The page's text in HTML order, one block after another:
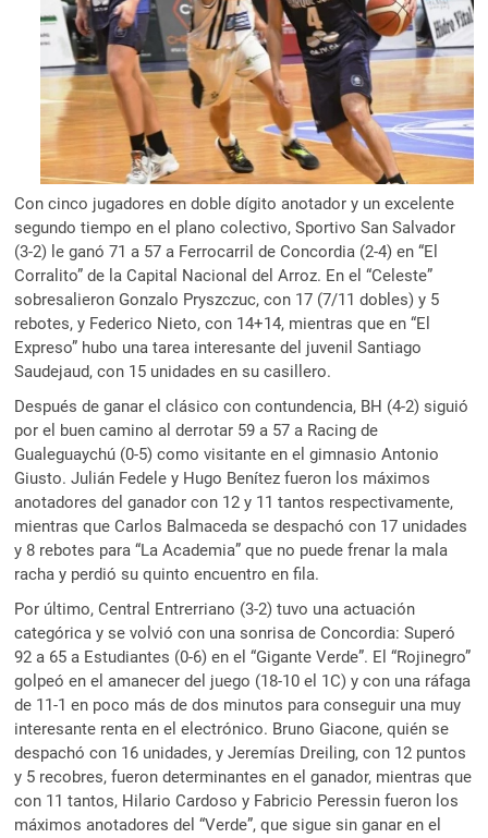
Con cinco jugadores en doble dígito anotador y un excelente
segundo tiempo en el plano colectivo, Sportivo San Salvador
(3-2) le ganó 71 a 57 a Ferrocarril de Concordia (2-4) en “El
Corralito” de la Capital Nacional del Arroz. En el “Celeste”
sobresalieron Gonzalo Pryszczuc, con 17 (7/11 dobles) y 5
rebotes, y Federico Nieto, con 14+14, mientras que en “El
Expreso” hubo una tarea interesante del juvenil Santiago
Saudejaud, con 15 unidades en su casillero.
Después de ganar el clásico con contundencia, BH (4-2) siguió
por el buen camino al derrotar 59 a 57 a Racing de
Gualeguaychú (0-5) como visitante en el gimnasio Antonio
Giusto. Julián Fedele y Hugo Benítez fueron los máximos
anotadores del ganador con 12 y 11 tantos respectivamente,
mientras que Carlos Balmaceda se despachó con 17 unidades
y 8 rebotes para “La Academia” que no puede frenar la mala
racha y perdió su quinto encuentro en fila.
Por último, Central Entrerriano (3-2) tuvo una actuación
categórica y se volvió con una sonrisa de Concordia: Superó
92 a 65 a Estudiantes (0-6) en el “Gigante Verde”. El “Rojinegro”
golpeó en el amanecer del juego (18-10 el 1C) y con una ráfaga
de 11-1 en poco más de dos minutos para conseguir una muy
interesante renta en el electrónico. Bruno Giacone, quién se
despachó con 16 unidades, y Jeremías Dreiling, con 12 puntos
y 5 recobres, fueron determinantes en el ganador, mientras que
con 11 tantos, Hilario Cardoso y Fabricio Peressin fueron los
máximos anotadores del “Verde”, que sigue sin ganar en el